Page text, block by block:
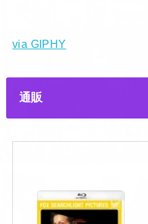
via GIPHY
通販